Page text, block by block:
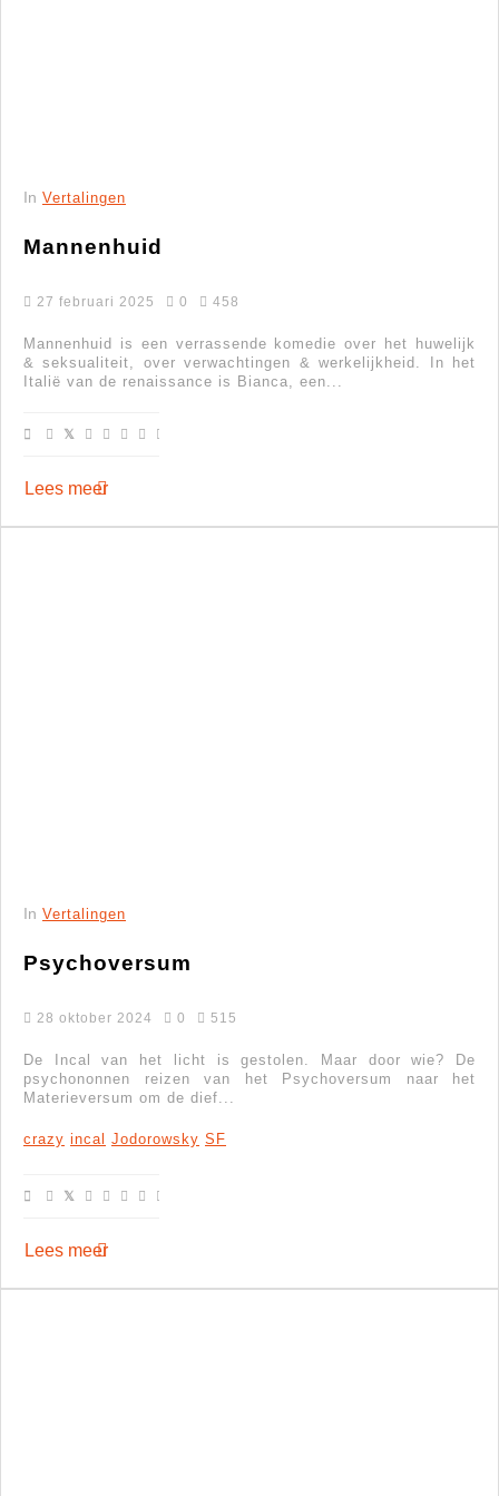
In Vertalingen
Mannenhuid
27 februari 2025 0 458
Mannenhuid is een verrassende komedie over het huwelijk
& seksualiteit, over verwachtingen & werkelijkheid. In het
Italië van de renaissance is Bianca, een...
Lees meer
In Vertalingen
Psychoversum
28 oktober 2024 0 515
De Incal van het licht is gestolen. Maar door wie? De
psychononnen reizen van het Psychoversum naar het
Materieversum om de dief...
crazy incal Jodorowsky SF
Lees meer